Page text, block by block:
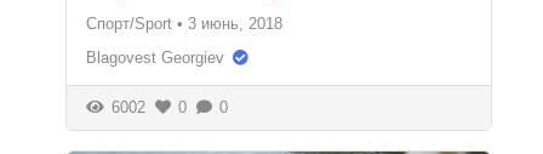
Спорт/Sport • 3 июнь, 2018
Blagovest Georgiev
6002 0 0